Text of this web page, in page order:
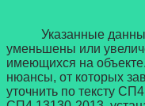
Указанные данные
уменьшены или
имеющихся на
нюансы, от которых
уточнить по тексту